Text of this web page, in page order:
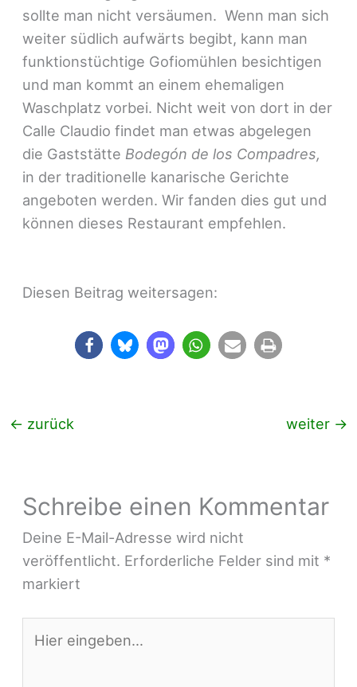
sollte man nicht versäumen. Wenn man sich
weiter südlich aufwärts begibt, kann man
funktionstüchtige Gofiomühlen besichtigen
und man kommt an einem ehemaligen
Waschplatz vorbei. Nicht weit von dort in der
Calle Claudio findet man etwas abgelegen
die Gaststätte Bodegón de los Compadres,
in der traditionelle kanarische Gerichte
angeboten werden. Wir fanden dies gut und
können dieses Restaurant empfehlen.
Diesen Beitrag weitersagen:
← zurück weiter →
Schreibe einen Kommentar
Deine E-Mail-Adresse wird nicht
veröffentlicht. Erforderliche Felder sind mit *
markiert
eingeben…